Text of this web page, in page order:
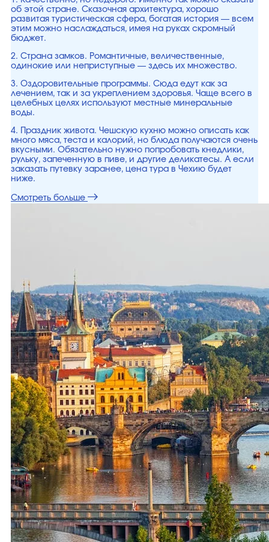
об этой стране. Сказочная архитектура, хорошо
развитая туристическая сфера, богатая история — всем
этим можно наслаждаться, имея на руках скромный
бюджет.
2. Страна замков. Романтичные, величественные,
одинокие или неприступные — здесь их множество.
3. Оздоровительные программы. Сюда едут как за
лечением, так и за укреплением здоровья. Чаще всего в
целебных целях используют местные минеральные
воды.
4. Праздник живота. Чешскую кухню можно описать как
много мяса, теста и калорий, но блюда получаются очень
вкусными. Обязательно нужно попробовать кнедлики,
рульку, запеченную в пиве, и другие деликатесы. А если
заказать путевку заранее, цена тура в Чехию будет
ниже.
Смотреть больше